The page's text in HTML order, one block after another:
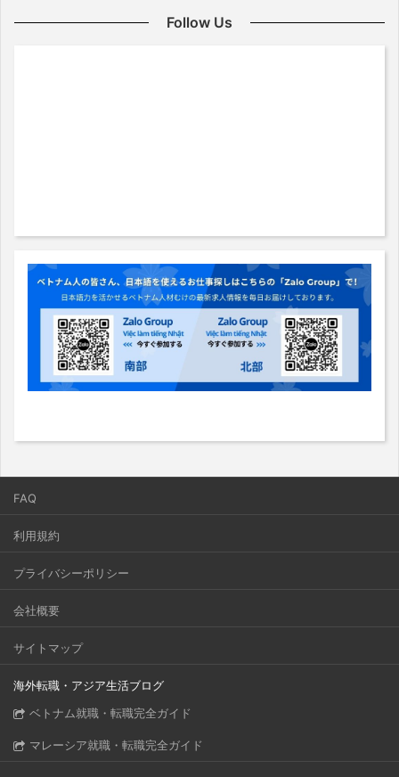
Follow Us
FAQ
利用規約
プライバシーポリシー
会社概要
サイトマップ
海外転職・アジア生活ブログ
ベトナム就職・転職完全ガイド
マレーシア就職・転職完全ガイド